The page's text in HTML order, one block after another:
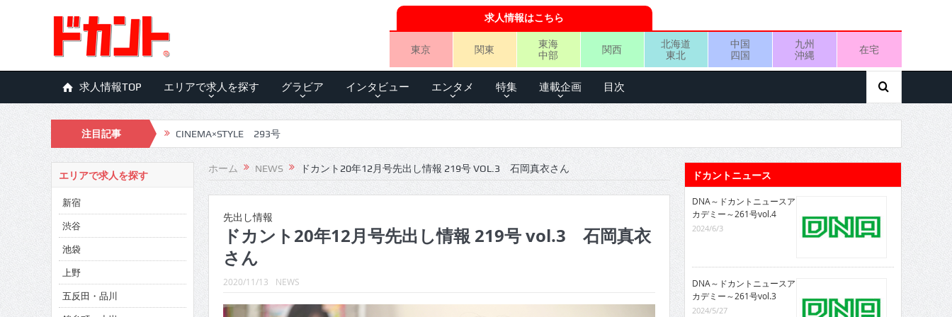
求人情報はこちら
東京 関東
東海
中部
関西
北海道
東北
中国
四国
九州
沖縄
在宅
求人情報TOP エリアで求人を探す グラビア インタビュー エンタメ 特集 連載企画 目次
注目記事 CINEMA×STYLE 293号
CINEMA×STYLE 292号
CINEMA×STYLE 291号
CINEMA×STYLE 290号
CINEMA×STYLE 289号
CINEMA×STYLE 288号
ホーム NEWS ドカント20年12月号先出し情報 219号 VOL.3 石岡真衣さん
先出し情報
ドカント20年12月号先出し情報 219号 vol.3 石岡真衣
さん
2020/11/13 NEWS
エリアで求人を探す
新宿
渋谷
池袋
上野
五反田・品川
ドカントニュース
DNA～ドカントニュースア
カデミー～261号vol.4
2024/6/3
DNA～ドカントニュースア
カデミー～261号vol.3
2024/5/27